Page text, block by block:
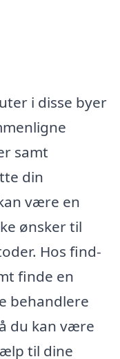
i disse byer
samt
din
være en
ønsker til
Hos find-
finde en
behandlere
du kan være
til dine